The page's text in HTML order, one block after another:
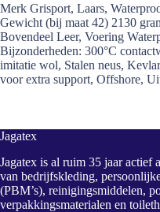
Merk Grisport, Laars,
Gewicht (bij maat 42) 2130
Bovendeel Leer, Voering
Bijzonderheden: 300°C
imitatie wol, Stalen neus,
voor extra support, Offshore,
Jagatex
Jagatex is al ruim 35 jaar actief
van bedrijfskleding,
(PBM’s), reinigingsmiddelen,
verpakkingsmaterialen en